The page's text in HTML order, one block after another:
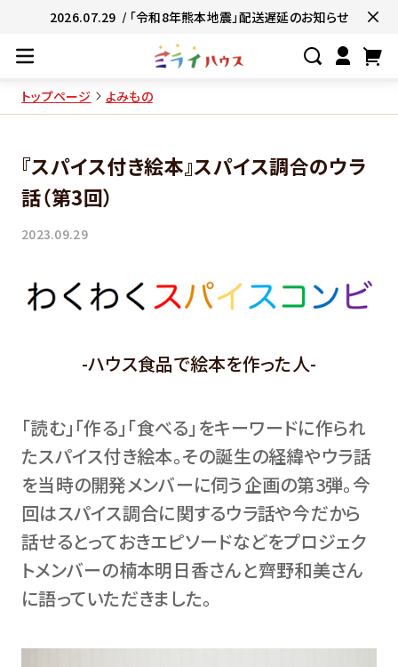
2026.07.29 / 「令和8年熊本地震」配送遅延のお知らせ
#ネコポス対象商品🚚
#有名店の
#簡単便利👍
#お子様と一緒に
トップページ よみもの
『スパイス付き絵本』スパイス調合のウラ
話（第3回）
2023.09.29
-ハウス食品で絵本を作った人-
「読む」「作る」「食べる」をキーワードに作られ
たスパイス付き絵本。その誕生の経緯やウラ話
を当時の開発メンバーに伺う企画の第3弾。今
回はスパイス調合に関するウラ話や今だから
話せるとっておきエピソードなどをプロジェク
トメンバーの楠本明日香さんと齊野和美さん
に語っていただきました。